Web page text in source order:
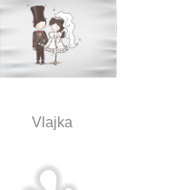
Vlajka